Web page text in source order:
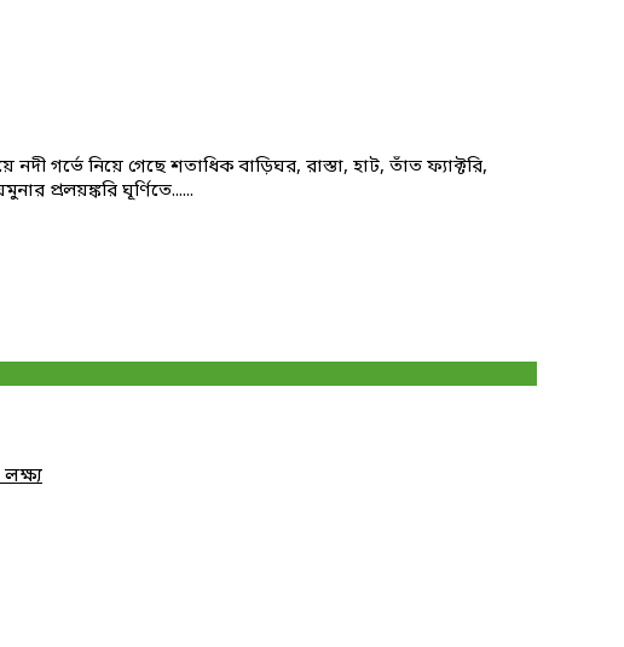
গর্ভে নিয়ে গেছে শতাধিক বাড়িঘর, রাস্তা, হাট, তাঁত ফ্যাক্টরি,
প্রলয়ঙ্করি ঘূর্ণিতে......